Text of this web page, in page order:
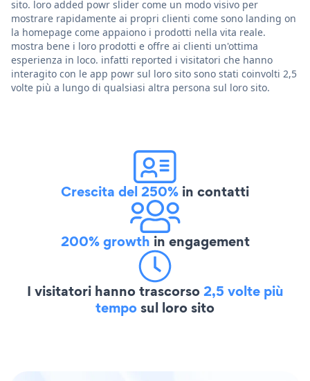
sito. loro added powr slider come un modo visivo per
mostrare rapidamente ai propri clienti come sono landing on
la homepage come appaiono i prodotti nella vita reale.
mostra bene i loro prodotti e offre ai clienti un'ottima
esperienza in loco. infatti reported i visitatori che hanno
interagito con le app powr sul loro sito sono stati coinvolti 2,5
volte più a lungo di qualsiasi altra persona sul loro sito.
Crescita del 250% in contatti
200% growth in engagement
I visitatori hanno trascorso2,5 volte più
temposul loro sito